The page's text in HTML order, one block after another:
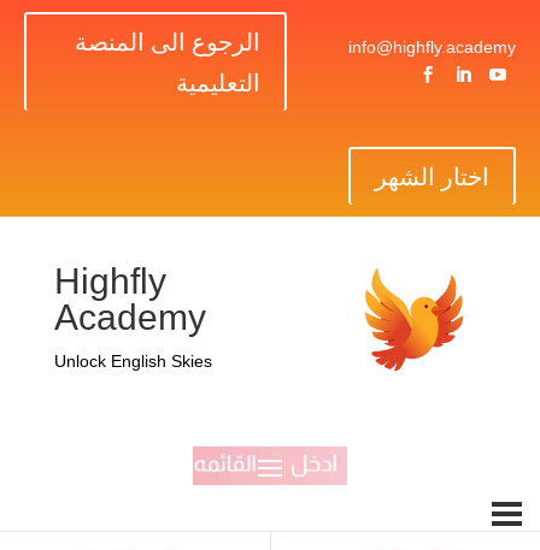
info@highfly.academy
  
الرجوع الى المنصة
التعليمية
اختار الشهر
Highfly
Academy
Unlock English Skies